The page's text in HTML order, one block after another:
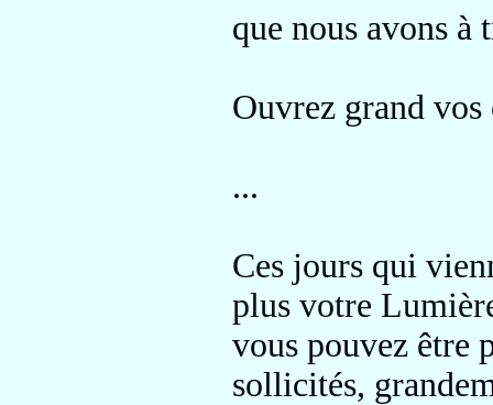
que nous avons
Ouvrez grand vos
...
Ces jours qui
plus votre
vous pouvez être
sollicités,